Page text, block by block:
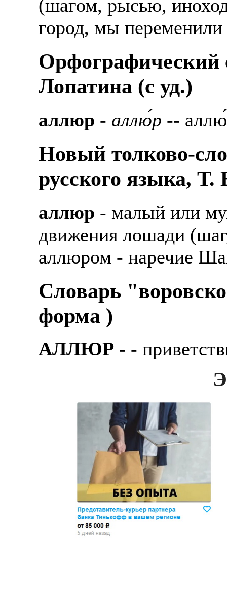
(шагом, рысью,
город, мы
Орфографический
Лопатина (c уд.)
аллюр - аллю́р --
Новый толково-
русского языка,
аллюр - малый или
движения лошади
аллюром - наречие
Словарь
форма )
АЛЛЮР - -